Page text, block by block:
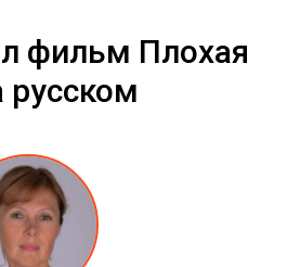
фильм Плохая
русском